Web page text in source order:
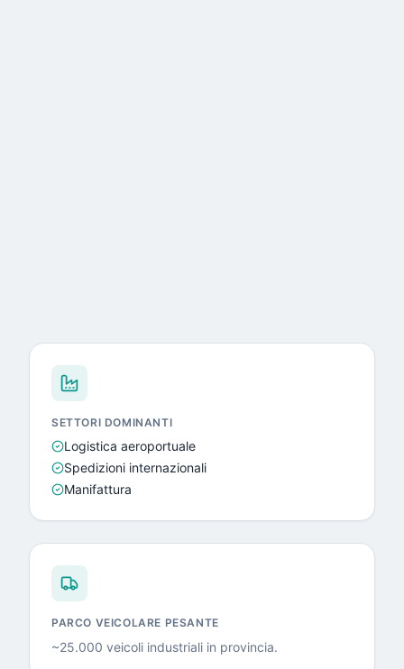
SETTORI DOMINANTI
Logistica aeroportuale
Spedizioni internazionali
Manifattura
PARCO VEICOLARE PESANTE
~25.000 veicoli industriali in provincia.